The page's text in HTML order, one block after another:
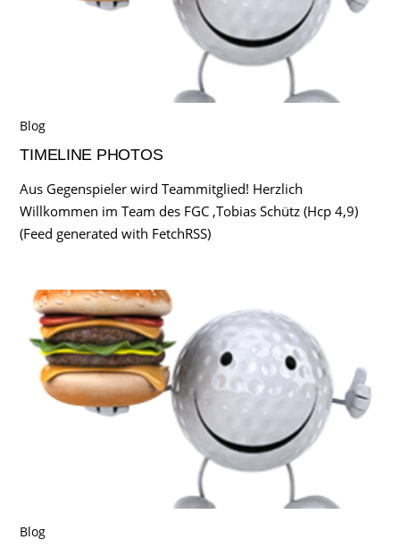
Blog
TIMELINE PHOTOS
Aus Gegenspieler wird Teammitglied! Herzlich
Willkommen im Team des FGC ,Tobias Schütz (Hcp 4,9)
(Feed generated with FetchRSS)
Blog